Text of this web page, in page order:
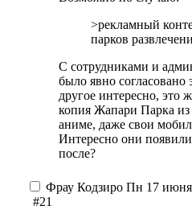
>рекламный
парков
С сотрудниками и
было явно
другое интересно, это
копия Жапари Парка из
аниме, даже свои
Интересно они
после?
Фрау Кодзиро Пн 17 июня
#21